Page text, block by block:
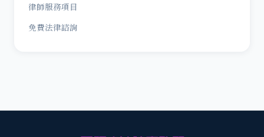
律師服務項目
免費法律諮詢